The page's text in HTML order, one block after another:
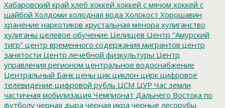
Хабаровский край хлеб хоккей хоккей с мячом хоккей с
шайбой Холдоми холодная вода Холокост Хорошавин
хранение наркотиков хрустальная менора хулиганство
хулиганы целевое обучение Целищев Центр "Амурский
тигр" центр временного содержания мигрантов центр
занятости Центр лечебной физкультуры Центр
управления регионом центральное водоснабжение
Центральный Банк цены цик циклон цирк цифровое
телевидение цифровой рубль ЦСМ ЦУР Час земли
частичная мобилизация Чемпионат Дальнего Востока по
футболу черная дыра черная икра черные лесорубы